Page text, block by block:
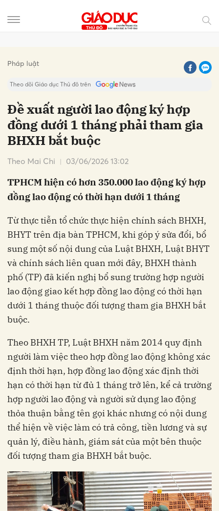
Pháp luật
Theo dõi Giáo dục Thủ đô trên
Đề xuất người lao động ký hợp
đồng dưới 1 tháng phải tham gia
BHXH bắt buộc
Theo Mai Chi 03/06/2026 13:02
TPHCM hiện có hơn 350.000 lao động ký hợp
đồng lao động có thời hạn dưới 1 tháng
Từ thực tiễn tổ chức thực hiện chính sách BHXH,
BHYT trên địa bàn TPHCM, khi góp ý sửa đổi, bổ
sung một số nội dung của Luật BHXH, Luật BHYT
và chính sách liên quan mới đây, BHXH thành
phố (TP) đã kiến nghị bổ sung trường hợp người
lao động giao kết hợp đồng lao động có thời hạn
dưới 1 tháng thuộc đối tượng tham gia BHXH bắt
buộc.
Theo BHXH TP, Luật BHXH năm 2014 quy định
người làm việc theo hợp đồng lao động không xác
định thời hạn, hợp đồng lao động xác định thời
hạn có thời hạn từ đủ 1 tháng trở lên, kể cả trường
hợp người lao động và người sử dụng lao động
thỏa thuận bằng tên gọi khác nhưng có nội dung
thể hiện về việc làm có trả công, tiền lương và sự
quản lý, điều hành, giám sát của một bên thuộc
đối tượng tham gia BHXH bắt buộc.
Hủy Gửi